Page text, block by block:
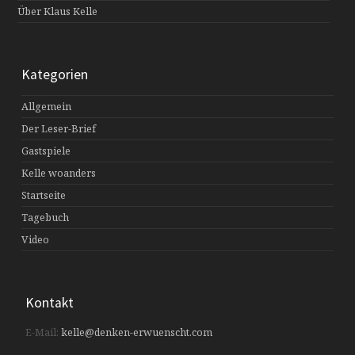
Über Klaus Kelle
Kategorien
Allgemein
Der Leser-Brief
Gastspiele
Kelle woanders
Startseite
Tagebuch
Video
Kontakt
E-Mail:kelle@denken-erwuenscht.com